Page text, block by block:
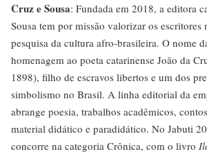
Cruz e Sousa: Fundada em 2018, a editora
Sousa tem por missão valorizar os escritores
pesquisa da cultura afro-brasileira. O nome
homenagem ao poeta catarinense João da
1898), filho de escravos libertos e um dos
simbolismo no Brasil. A linha editorial da
abrange poesia, trabalhos acadêmicos,
material didático e paradidático. No Jabuti
concorre na categoria Crônica, com o livro